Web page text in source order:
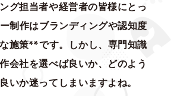
グ担当者や経営者の皆様にとっ
制作はブランディングや認知度
施策**です。しかし、専門知識
会社を選べば良いか、どのよう
いか迷ってしまいますよね。